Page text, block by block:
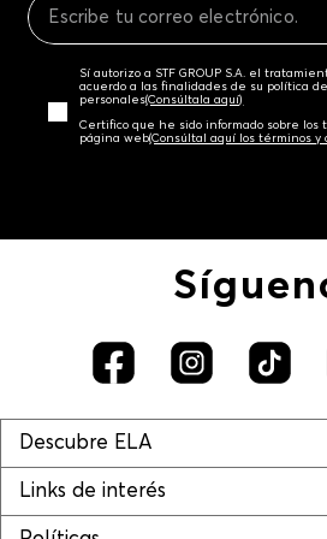
Sí autorizo a STF GROUP S.A. el
acuerdo a las finalidades de su política
personales‎(Consúltala aquí)
Certifico que he sido informado sobre los
página web‎(Consúltal aquí los términos y
Descubre ELA
Links de interés